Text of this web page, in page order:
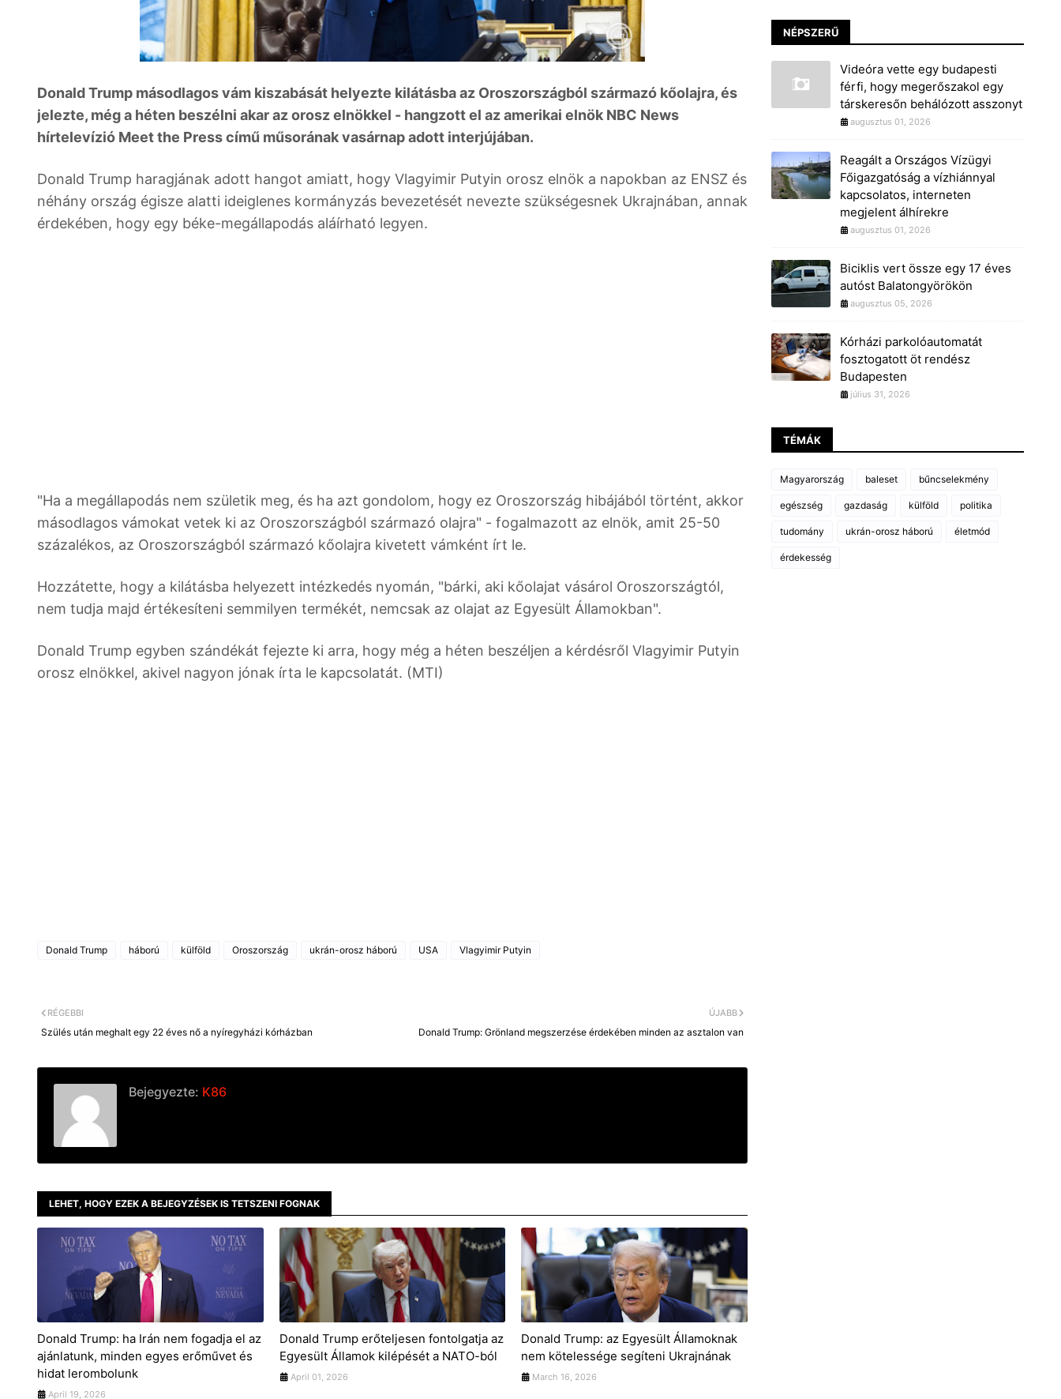
Donald Trump másodlagos vám kiszabását helyezte kilátásba az Oroszországból származó kőolajra, és
jelezte, még a héten beszélni akar az orosz elnökkel - hangzott el az amerikai elnök NBC News
hírtelevízió Meet the Press című műsorának vasárnap adott interjújában.
Donald Trump haragjának adott hangot amiatt, hogy Vlagyimir Putyin orosz elnök a napokban az ENSZ és
néhány ország égisze alatti ideiglenes kormányzás bevezetését nevezte szükségesnek Ukrajnában, annak
érdekében, hogy egy béke-megállapodás aláírható legyen.
"Ha a megállapodás nem születik meg, és ha azt gondolom, hogy ez Oroszország hibájából történt, akkor
másodlagos vámokat vetek ki az Oroszországból származó olajra" - fogalmazott az elnök, amit 25-50
százalékos, az Oroszországból származó kőolajra kivetett vámként írt le.
Hozzátette, hogy a kilátásba helyezett intézkedés nyomán, "bárki, aki kőolajat vásárol Oroszországtól,
nem tudja majd értékesíteni semmilyen termékét, nemcsak az olajat az Egyesült Államokban".
Donald Trump egyben szándékát fejezte ki arra, hogy még a héten beszéljen a kérdésről Vlagyimir Putyin
orosz elnökkel, akivel nagyon jónak írta le kapcsolatát. (MTI)
Donald Trump háború külföld Oroszország ukrán-orosz háború USA Vlagyimir Putyin
ÚJABB
Donald Trump: Grönland megszerzése érdekében minden az asztalon van
RÉGEBBI
Szülés után meghalt egy 22 éves nő a nyíregyházi kórházban
Bejegyezte: K86
LEHET, HOGY EZEK A BEJEGYZÉSEK IS TETSZENI FOGNAK
Donald Trump: ha Irán nem fogadja el az
ajánlatunk, minden egyes erőművet és
hidat lerombolunk
April 19, 2026
Donald Trump erőteljesen fontolgatja az
Egyesült Államok kilépését a NATO-ból
April 01, 2026
Donald Trump: az Egyesült Államoknak
nem kötelessége segíteni Ukrajnának
March 16, 2026
NÉPSZERŰ
Videóra vette egy budapesti
férfi, hogy megerőszakol egy
társkeresőn behálózott asszonyt
augusztus 01, 2026
Reagált a Országos Vízügyi
Főigazgatóság a vízhiánnyal
kapcsolatos, interneten
megjelent álhírekre
augusztus 01, 2026
Biciklis vert össze egy 17 éves
autóst Balatongyörökön
augusztus 05, 2026
Kórházi parkolóautomatát
fosztogatott öt rendész
Budapesten
július 31, 2026
TÉMÁK
Magyarország baleset bűncselekmény
egészség gazdaság külföld politika
tudomány ukrán-orosz háború életmód
érdekesség